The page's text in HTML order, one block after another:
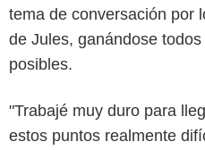
tema de conversación por
de Jules, ganándose
posibles.
"Trabajé muy duro para
estos puntos realmente